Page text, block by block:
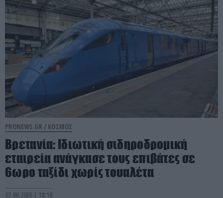
PRONEWS.GR / ΚΟΣΜΟΣ
Βρετανία: Ιδιωτική σιδηροδρομική
εταιρεία ανάγκασε τους επιβάτες σε
6ωρο ταξίδι χωρίς τουαλέτα
07.08.2026 | 18:18